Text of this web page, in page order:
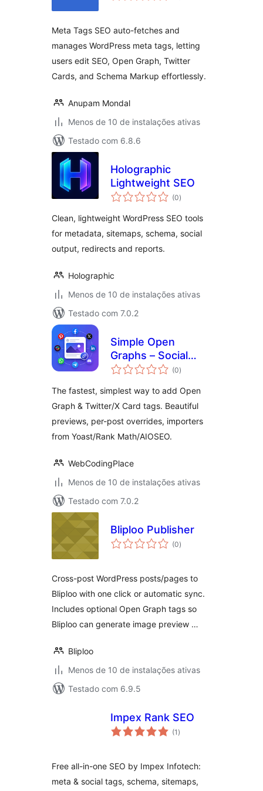
Meta Tags SEO auto-fetches and
manages WordPress meta tags, letting
users edit SEO, Open Graph, Twitter
Cards, and Schema Markup effortlessly.
Anupam Mondal
Menos de 10 de instalações ativas
Testado com 6.8.6
Holographic
Lightweight SEO
(0total
de
)
Clean, lightweight WordPress SEO tools
for metadata, sitemaps, schema, social
output, redirects and reports.
Holographic
Menos de 10 de instalações ativas
Testado com 7.0.2
Simple Open
Graphs – Social
Sharing, Open
Cards & Rich
Previews
(0total
de
)
The fastest, simplest way to add Open
Graph & Twitter/X Card tags. Beautiful
previews, per-post overrides, importers
from Yoast/Rank Math/AIOSEO.
WebCodingPlace
Menos de 10 de instalações ativas
Testado com 7.0.2
Bliploo Publisher
(0total
de
)
Cross-post WordPress posts/pages to
Bliploo with one click or automatic sync.
Includes optional Open Graph tags so
Bliploo can generate image preview …
Bliploo
Menos de 10 de instalações ativas
Testado com 6.9.5
Impex Rank SEO
(1 total
de
)
Free all-in-one SEO by Impex Infotech:
meta & social tags, schema, sitemaps,